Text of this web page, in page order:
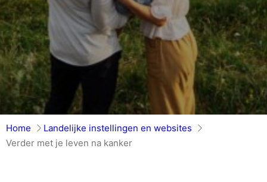
Home
Landelijke instellingen en websites
Verder met je leven na kanker